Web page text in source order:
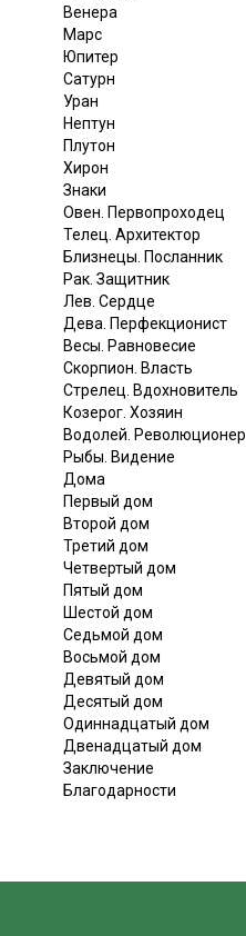
Венера
Марс
Юпитер
Сатурн
Уран
Нептун
Плутон
Хирон
Знаки
Овен. Первопроходец
Телец. Архитектор
Близнецы. Посланник
Рак. Защитник
Лев. Сердце
Дева. Перфекционист
Весы. Равновесие
Скорпион. Власть
Стрелец. Вдохновитель
Козерог. Хозяин
Водолей. Революционер
Рыбы. Видение
Дома
Первый дом
Второй дом
Третий дом
Четвертый дом
Пятый дом
Шестой дом
Седьмой дом
Восьмой дом
Девятый дом
Десятый дом
Одиннадцатый дом
Двенадцатый дом
Заключение
Благодарности